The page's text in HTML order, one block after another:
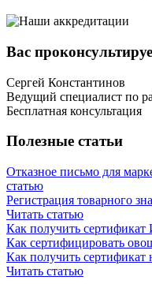
Вас
Сергей Константинов
Ведущий специалист по
Бесплатная консультация
Полезные статьи
Отказное письмо для
статью
Регистрация товарного
Читать статью
Как получить
Как сертифицировать
Как получить
Читать статью